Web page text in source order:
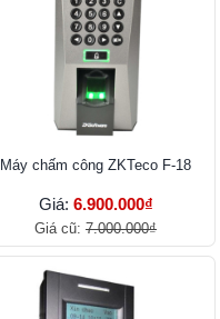
Máy chấm công ZKTeco F-18
Giá: 6.900.000₫
Giá cũ: 7.000.000₫